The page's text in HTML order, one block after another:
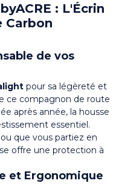
: L'Écrin
Carbon
de vos
pour sa légèreté et
ce compagnon de route
après année, la housse
essentiel.
que vous partiez en
offre une protection à
et Ergonomique